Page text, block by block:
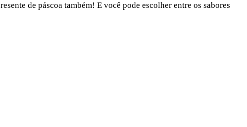
de páscoa também! E você pode escolher entre os sabores